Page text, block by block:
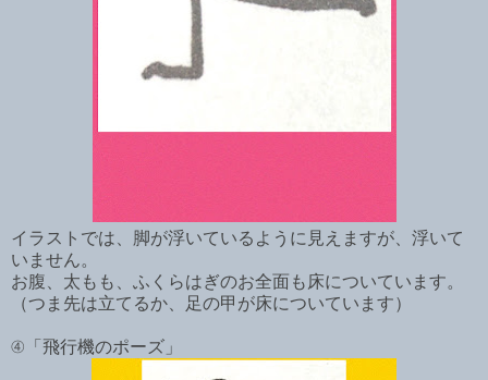
イラストでは、脚が浮いているように見えますが、浮いて
いません。
お腹、太もも、ふくらはぎのお全面も床についています。
（つま先は立てるか、足の甲が床についています）
④「飛行機のポーズ」